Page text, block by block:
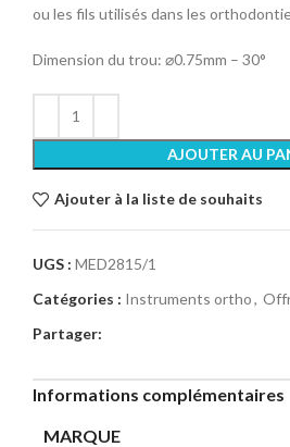
ou les fils utilisés dans les
Dimension du trou: ⌀0.75mm – 30°
AJOUTER AU
Ajouter à la liste de souhaits
UGS : MED2815/1
Catégories : Instruments ortho,
Partager:
Informations complémentaires
MARQUE